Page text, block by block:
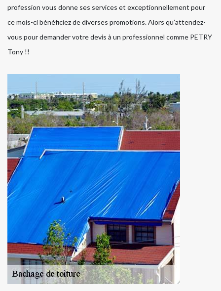
profession vous donne ses services et exceptionnellement pour
ce mois-ci bénéficiez de diverses promotions. Alors qu’attendez-
vous pour demander votre devis à un professionnel comme PETRY
Tony !!